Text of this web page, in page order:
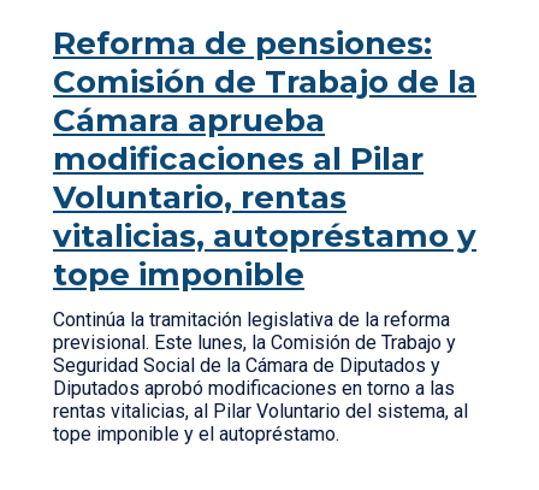
Reforma de pensiones:
Comisión de Trabajo de la
Cámara aprueba
modificaciones al Pilar
Voluntario, rentas
vitalicias, autopréstamo y
tope imponible
Continúa la tramitación legislativa de la reforma
previsional. Este lunes, la Comisión de Trabajo y
Seguridad Social de la Cámara de Diputados y
Diputados aprobó modificaciones en torno a las
rentas vitalicias, al Pilar Voluntario del sistema, al
tope imponible y el autopréstamo.